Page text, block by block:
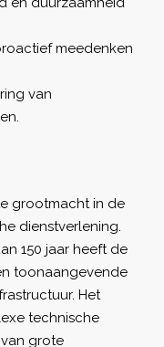
meedenken
van
grootmacht in de
dienstverlening.
150 jaar heeft de
toonaangevende
Het
technische
grote